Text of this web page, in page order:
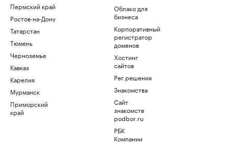
Пермский край
Ростов-на-Дону
Татарстан
Тюмень
Черноземье
Кавказ
Карелия
Мурманск
Приморский
край
Облако для
бизнеса
Корпоративный
регистратор
доменов
Хостинг
сайтов
Рег.решения
Знакомства
Сайт
знакомств
podbor.ru
РБК
Компании